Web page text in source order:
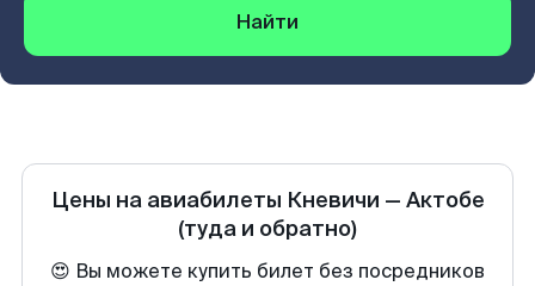
Найти
Цены на авиабилеты Кневичи — Актобе
(туда и обратно)
😍 Вы можете купить билет без посредников